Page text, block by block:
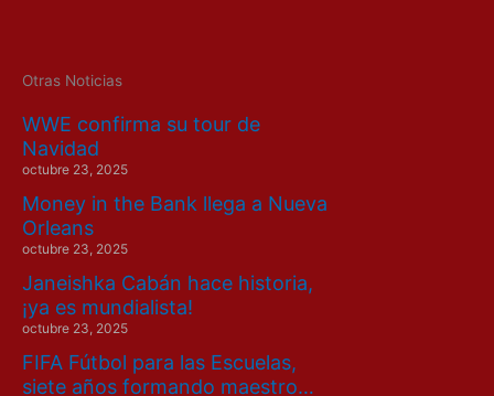
Otras Noticias
WWE confirma su tour de
Navidad
octubre 23, 2025
Money in the Bank llega a Nueva
Orleans
octubre 23, 2025
Janeishka Cabán hace historia,
¡ya es mundialista!
octubre 23, 2025
FIFA Fútbol para las Escuelas,
siete años formando maestro…